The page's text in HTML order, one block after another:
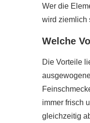
Wer die
wird ziemlich
Welche
Die Vorteile
immer frisch
gleichzeitig